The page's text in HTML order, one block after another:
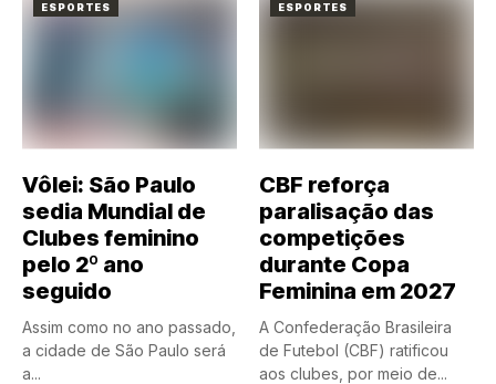
ESPORTES
Vôlei: São Paulo
sedia Mundial de
Clubes feminino
pelo 2º ano
seguido
Assim como no ano passado,
a cidade de São Paulo será
a...
ESPORTES
CBF reforça
paralisação das
competições
durante Copa
Feminina em 2027
A Confederação Brasileira
de Futebol (CBF) ratificou
aos clubes, por meio de...